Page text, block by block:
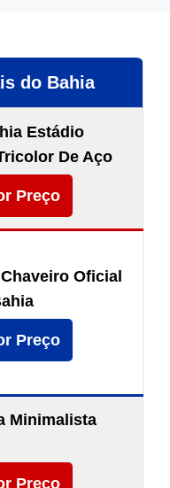
do Bahia
Estádio
De Aço
Preço
Oficial
Preço
Minimalista
Preço